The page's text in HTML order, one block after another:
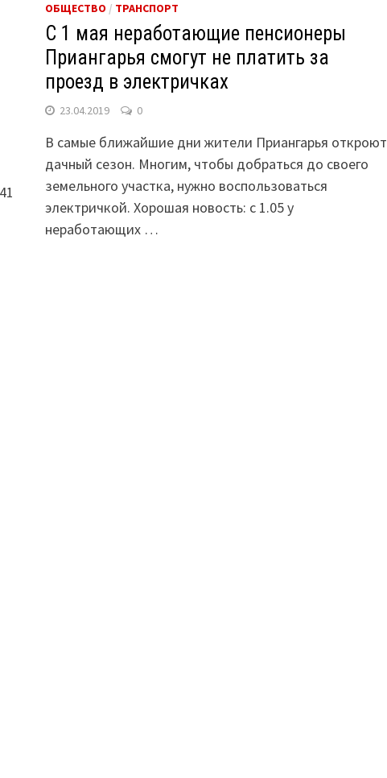
ОБЩЕСТВО / ТРАНСПОРТ
С 1 мая неработающие пенсионеры
Приангарья смогут не платить за
проезд в электричках
23.04.2019 0
В самые ближайшие дни жители Приангарья откроют
дачный сезон. Многим, чтобы добраться до своего
земельного участка, нужно воспользоваться
электричкой. Хорошая новость: с 1.05 у
неработающих …